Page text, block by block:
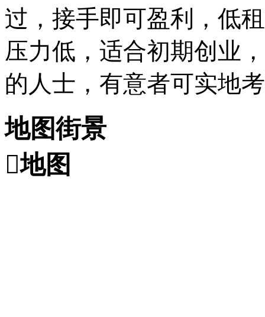
过，接手即可盈利，低
压力低，适合初期创业
的人士，有意者可实地
地图街景
地图